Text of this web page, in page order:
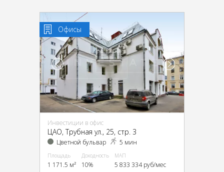
Офисы
Инвестиции в офис
ЦАО, Трубная ул., 25, стр. 3
Цветной бульвар 5 мин
Площадь
1 171.5 м²
Доходность
10%
МАП
5 833 334 руб/мес